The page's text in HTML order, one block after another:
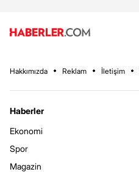
Hakkımızda Reklam İletişim
Haberler
Ekonomi
Spor
Magazin